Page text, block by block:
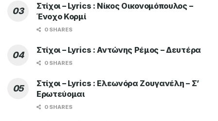
Στίχοι – Lyrics : Νίκος Οικονομόπουλος –
Ένοχο Κορμί
0 SHARES
Στίχοι – Lyrics : Αντώνης Ρέμος – Δευτέρα
0 SHARES
Στίχοι – Lyrics : Ελεωνόρα Ζουγανέλη – Σ’
Ερωτεύομαι
0 SHARES